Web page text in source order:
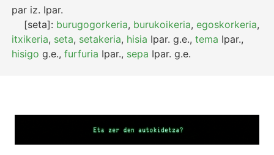
par iz. Ipar.
[seta]: burugogorkeria, burukoikeria,egoskorkeria,
itxikeria, seta, setakeria, hisia Ipar. g.e.,tema Ipar.,
hisigo g.e.,furfuria Ipar., sepa Ipar. g.e.